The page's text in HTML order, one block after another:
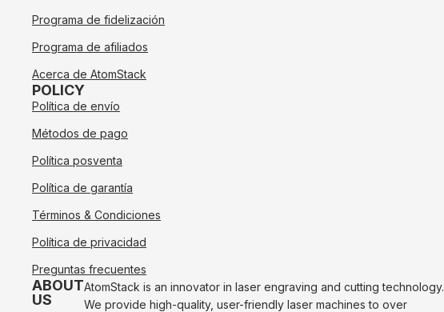
Programa de fidelización
Programa de afiliados
Acerca de AtomStack
POLICY
Política de envío
Métodos de pago
Política posventa
Política de garantía
Términos & Condiciones
Política de privacidad
Preguntas frecuentes
ABOUT
US
AtomStack is an innovator in laser engraving and cutting technology.
We provide high-quality, user-friendly laser machines to over
Política de reembolso
Términos de servicio
Envío